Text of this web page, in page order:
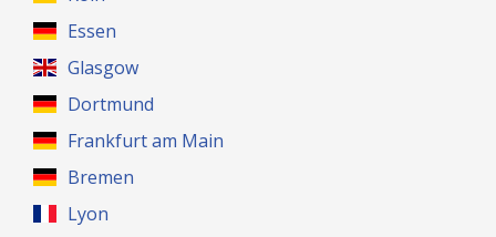
Essen
Glasgow
Dortmund
Frankfurt am Main
Bremen
Lyon